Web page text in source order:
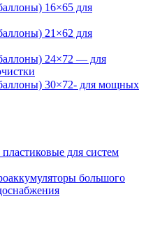
16×65 для
21×62 для
24×72 — для
30×72- для мощных
для систем
большого